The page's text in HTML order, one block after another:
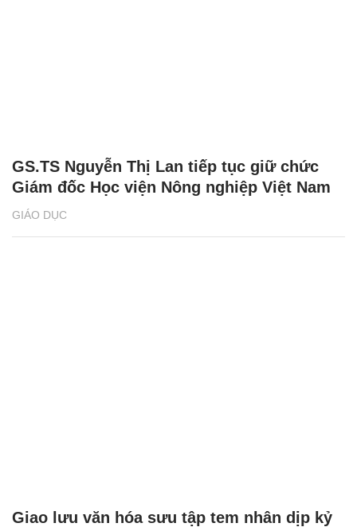
GIÁO DỤC
GS.TS Nguyễn Thị Lan tiếp tục giữ chức
Giám đốc Học viện Nông nghiệp Việt Nam
Giao lưu văn hóa sưu tập tem nhân dịp kỷ